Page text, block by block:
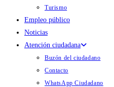
Turismo
Empleo público
Noticias
Atención ciudadana
Buzón del ciudadano
Contacto
WhatsApp Ciudadano